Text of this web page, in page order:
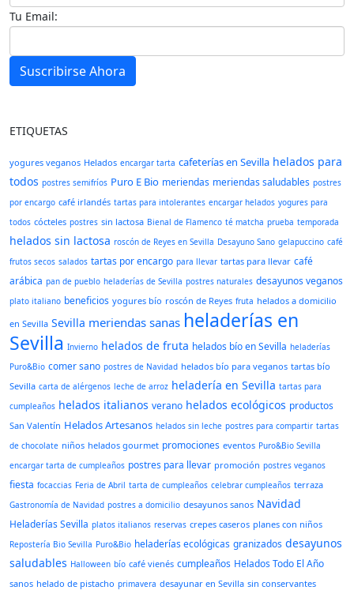
Tu Email:
Suscribirse Ahora
ETIQUETAS
yogures veganos Helados encargar tarta cafeterías en Sevilla helados para
todos postres semifríos Puro E Bio meriendas meriendas saludables postres
por encargo café irlandés tartas para intolerantes encargar helados yogures para
todos cócteles postres sin lactosa Bienal de Flamenco té matcha prueba temporada
helados sin lactosa roscón de Reyes en Sevilla Desayuno Sano gelapuccino café
frutos secos salados tartas por encargo para llevar tartas para llevar café
arábica pan de pueblo heladerías de Sevilla postres naturales desayunos veganos
plato italiano beneficios yogures bío roscón de Reyes fruta helados a domicilio
en Sevilla Sevilla meriendas sanas heladerías en
Sevilla Invierno helados de fruta helados bío en Sevilla heladerías
Puro&Bio comer sano postres de Navidad helados bío para veganos tartas bío
Sevilla carta de alérgenos leche de arroz heladería en Sevilla tartas para
cumpleaños helados italianos verano helados ecológicos productos
San Valentín Helados Artesanos helados sin leche postres para compartir tartas
de chocolate niños helados gourmet promociones eventos Puro&Bio Sevilla
encargar tarta de cumpleaños postres para llevar promoción postres veganos
fiesta focaccias Feria de Abril tarta de cumpleaños celebrar cumpleaños terraza
Gastronomía de Navidad postres a domicilio desayunos sanos Navidad
Heladerías Sevilla platos italianos reservas crepes caseros planes con niños
Repostería Bio Sevilla Puro&Bio heladerías ecológicas granizados desayunos
saludables Halloween bío café vienés cumpleaños Helados Todo El Año
sanos helado de pistacho primavera desayunar en Sevilla sin conservantes